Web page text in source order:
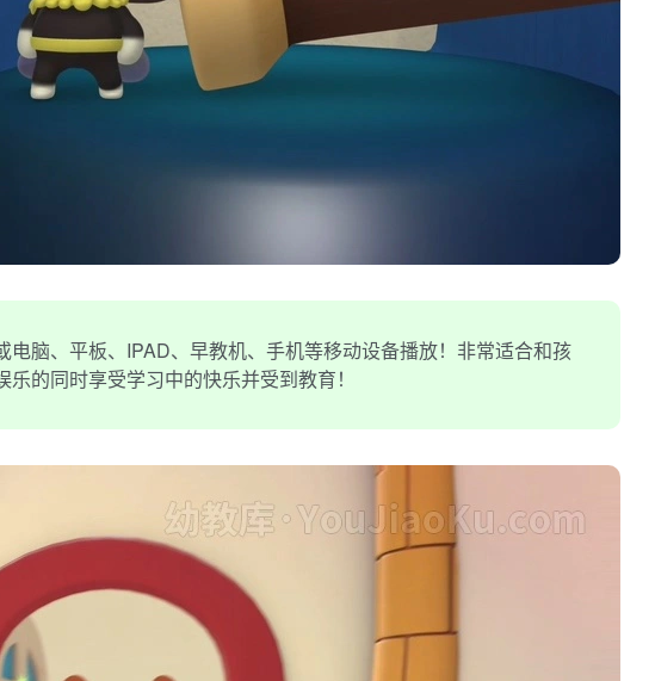
脑、平板、IPAD、早教机、手机等移动设备播放！非常适合和孩
的同时享受学习中的快乐并受到教育！